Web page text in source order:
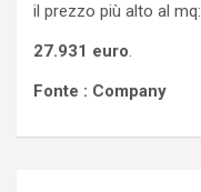
il prezzo più alto al mq:
27.931 euro.
Fonte : Company